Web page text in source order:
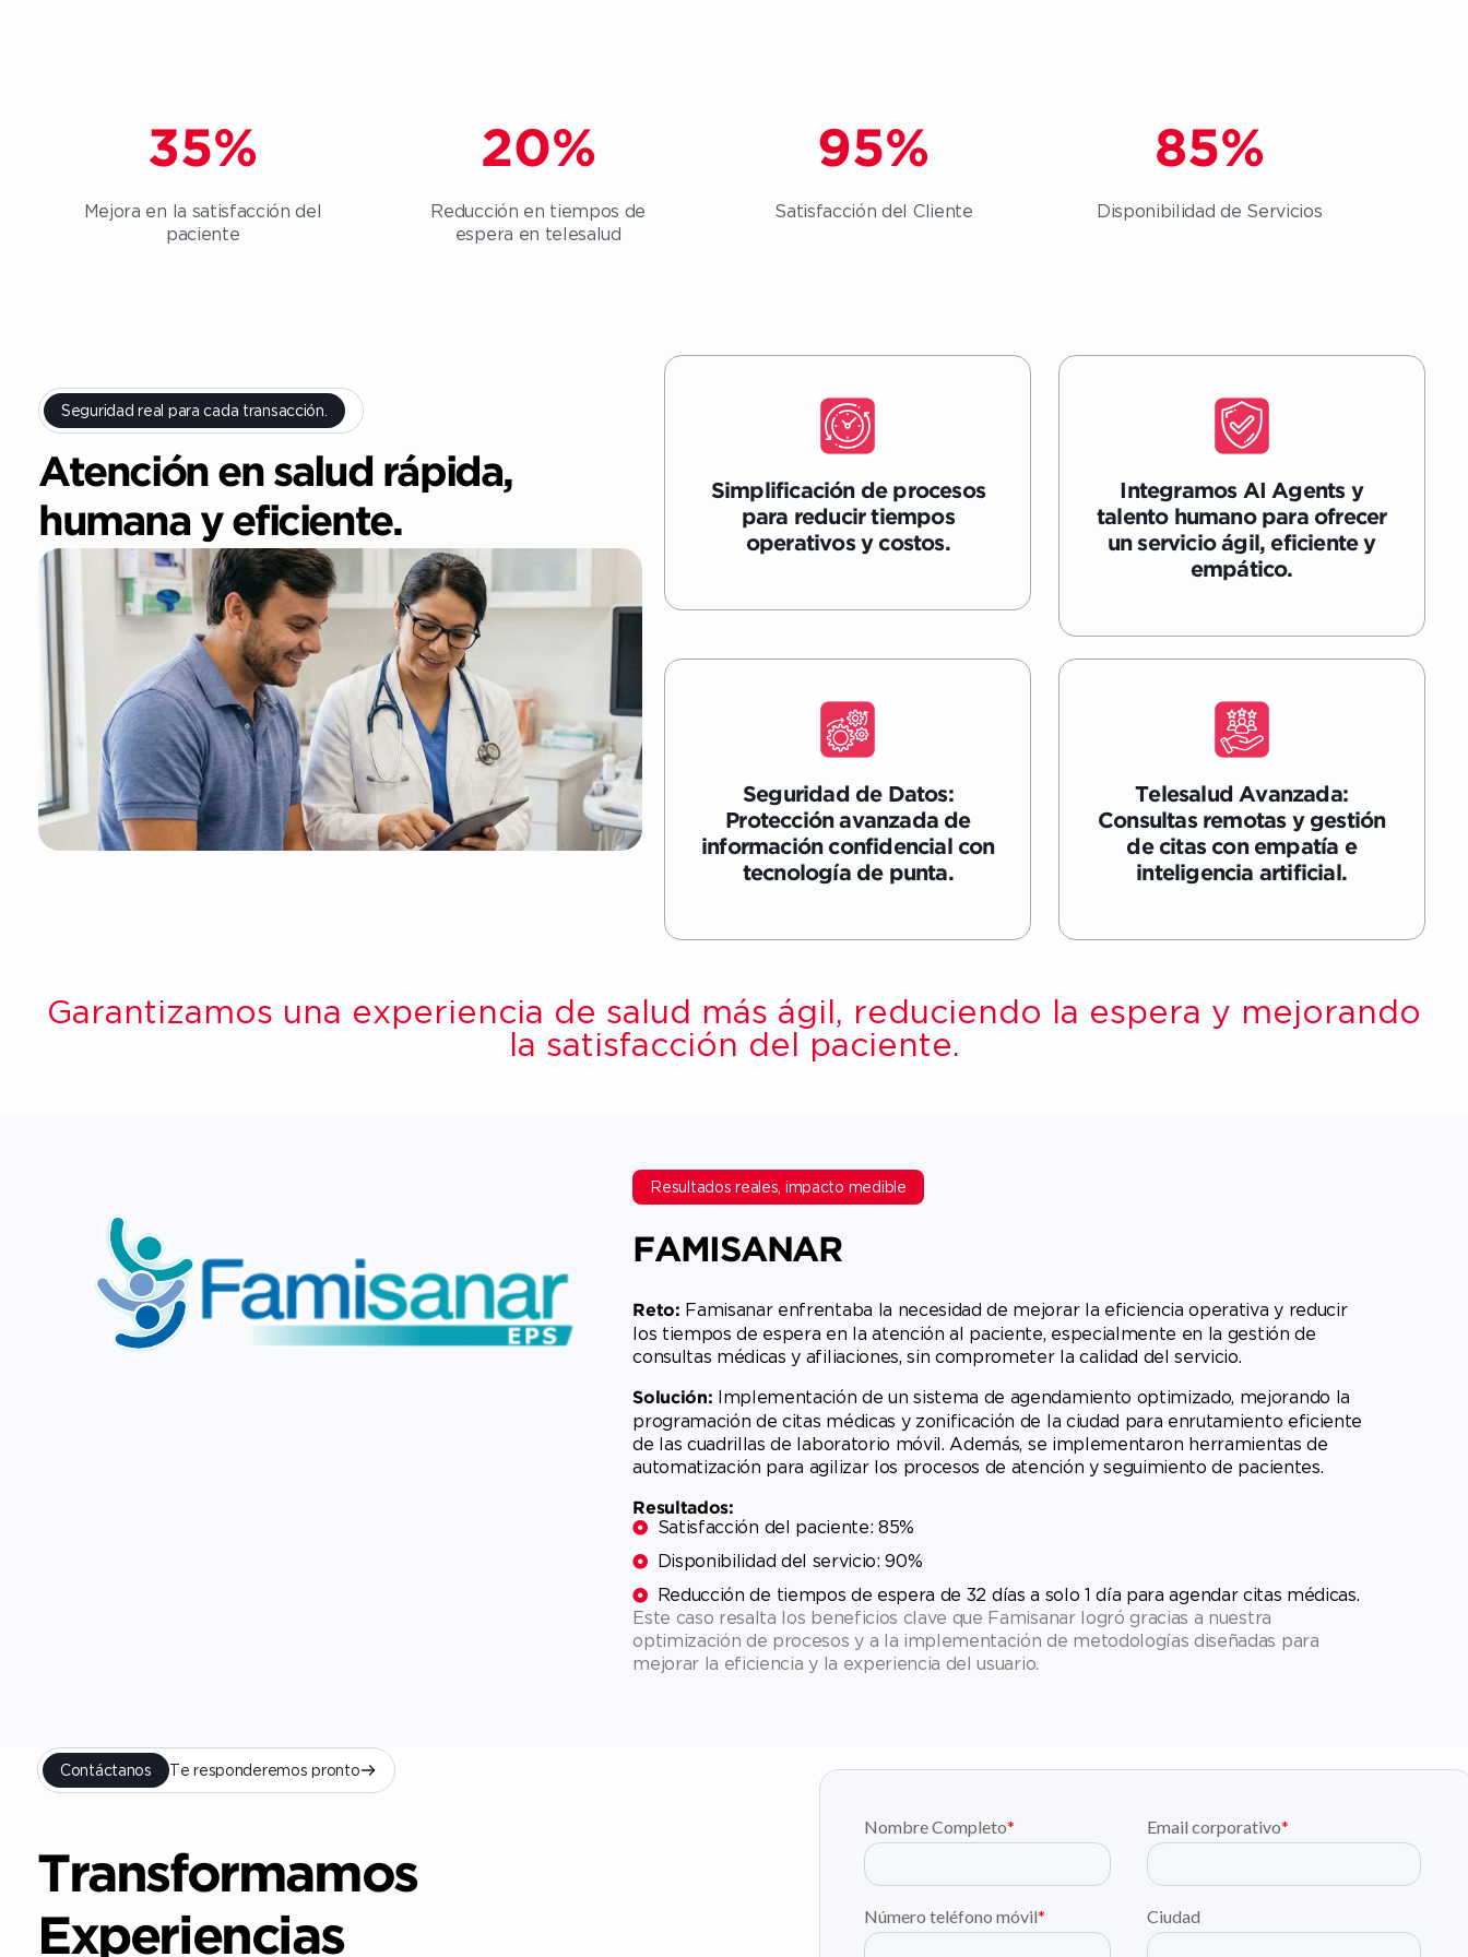
35%
Mejora en la satisfacción del
paciente
20%
Reducción en tiempos de
espera en telesalud
95%
Satisfacción del Cliente
85%
Disponibilidad de Servicios
Seguridad real para cada transacción.
Atención en salud rápida,
humana y eficiente.
Simplificación de procesos
para reducir tiempos
operativos y costos.
Integramos AI Agents y
talento humano para ofrecer
un servicio ágil, eficiente y
empático.
Seguridad de Datos:
Protección avanzada de
información confidencial con
tecnología de punta.
Telesalud Avanzada:
Consultas remotas y gestión
de citas con empatía e
inteligencia artificial.
Garantizamos una experiencia de salud más ágil, reduciendo la espera y mejorando
la satisfacción del paciente.
Resultados reales, impacto medible
FAMISANAR
Reto: Famisanar enfrentaba la necesidad de mejorar la eficiencia operativa y reducir
los tiempos de espera en la atención al paciente, especialmente en la gestión de
consultas médicas y afiliaciones, sin comprometer la calidad del servicio.
Solución: Implementación de un sistema de agendamiento optimizado, mejorando la
programación de citas médicas y zonificación de la ciudad para enrutamiento eficiente
de las cuadrillas de laboratorio móvil. Además, se implementaron herramientas de
automatización para agilizar los procesos de atención y seguimiento de pacientes.
Resultados:
Satisfacción del paciente: 85%
Disponibilidad del servicio: 90%
Reducción de tiempos de espera de 32 días a solo 1 día para agendar citas médicas.
Este caso resalta los beneficios clave que Famisanar logró gracias a nuestra
optimización de procesos y a la implementación de metodologías diseñadas para
mejorar la eficiencia y la experiencia del usuario.
Contáctanos Te responderemos pronto
Transformamos
Experiencias